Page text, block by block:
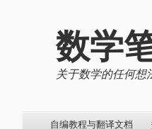
数学
关于数学的任何想
Skip to content
自编教程与翻译文档